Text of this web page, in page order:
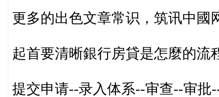
更多的出色文章常识，筑讯中國
起首要清晰銀行房貸是怎麼的流
提交申请--录入体系--审查--审批